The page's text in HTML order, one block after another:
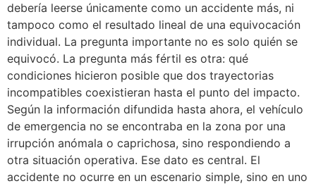
debería leerse únicamente como un accidente más, ni
tampoco como el resultado lineal de una equivocación
individual. La pregunta importante no es solo quién se
equivocó. La pregunta más fértil es otra: qué
condiciones hicieron posible que dos trayectorias
incompatibles coexistieran hasta el punto del impacto.
Según la información difundida hasta ahora, el vehículo
de emergencia no se encontraba en la zona por una
irrupción anómala o caprichosa, sino respondiendo a
otra situación operativa. Ese dato es central. El
accidente no ocurre en un escenario simple, sino en uno